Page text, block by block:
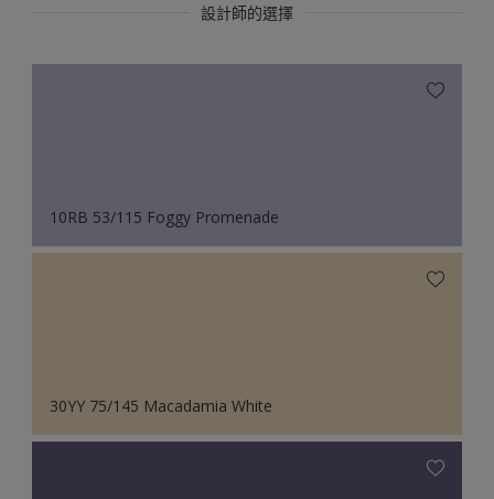
設計師的選擇
10RB 53/115 Foggy Promenade
30YY 75/145 Macadamia White